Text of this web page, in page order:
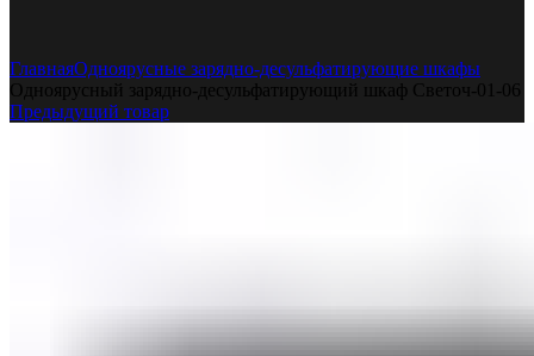
ГлавнаяОдноярусные зарядно-десульфатирующие шкафы
Одноярусный зарядно-десульфатирующий шкаф Светоч-01-06
Предыдущий товар